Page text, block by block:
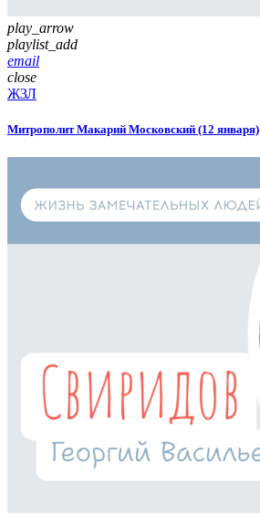
play_arrow
playlist_add
email
close
ЖЗЛ
Митрополит Макарий Московский (12 января)